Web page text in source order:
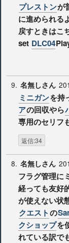
プレストンが
に進められる
戻すときはこ
set DLC04
9. 名無しさん
ミニガンを持
アの回収やら
専用のセリフ
返信:34
8. 名無しさん
フラグ管理に
経っても友好
が使えない状
クエストの
クショップを
れている訳で